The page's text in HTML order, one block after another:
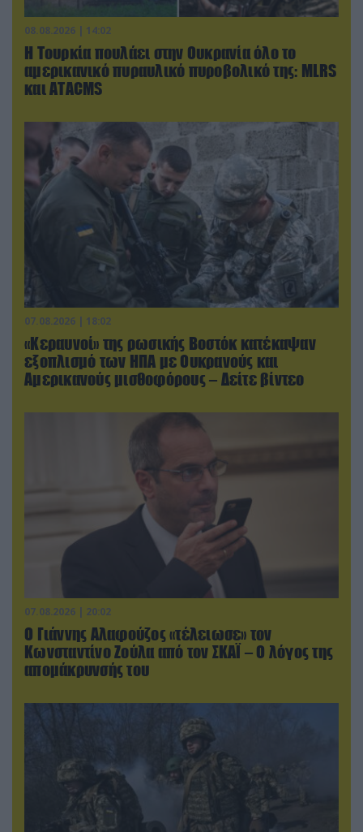
08.08.2026 | 14:02
Η Τουρκία πουλάει στην Ουκρανία όλο το
αμερικανικό πυραυλικό πυροβολικό της: MLRS
και ΑΤΑCMS
07.08.2026 | 18:02
«Κεραυνοί» της ρωσικής Βοστόκ κατέκαψαν
εξοπλισμό των ΗΠΑ με Ουκρανούς και
Αμερικανούς μισθοφόρους – Δείτε βίντεο
07.08.2026 | 20:02
Ο Γιάννης Αλαφούζος «τέλειωσε» τον
Κωνσταντίνο Ζούλα από τον ΣΚΑΪ – Ο λόγος της
απομάκρυνσής του